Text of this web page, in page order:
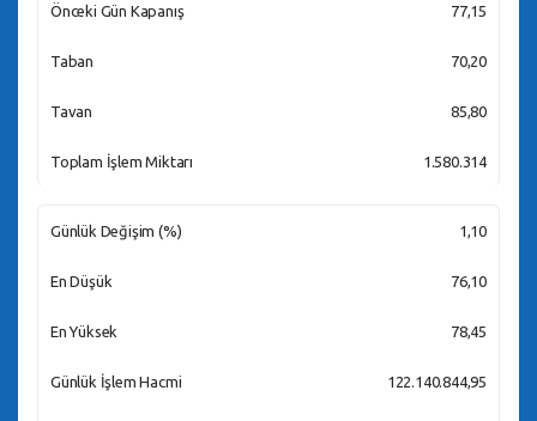
Önceki Gün Kapanış 77,15
Taban 70,20
Tavan 85,80
Toplam İşlem Miktarı 1.580.314
Günlük Değişim (%) 1,10
En Düşük 76,10
En Yüksek 78,45
Günlük İşlem Hacmi 122.140.844,95